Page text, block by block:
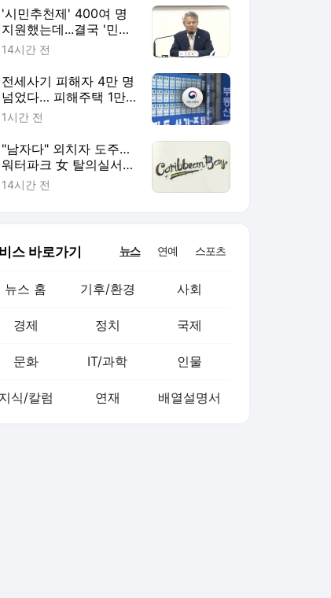
'시민추천제' 400여 명
지원했는데...결국 '민형
배 인수위 인사'
14시간 전
전세사기 피해자 4만 명
넘었다… 피해주택 1만
여 가구 매입
1시간 전
"남자다" 외치자 도주…
워터파크 女 탈의실서
'불법 촬영' 수사
14시간 전
스 바로가기 뉴스 연예 스포츠
뉴스 홈 기후/환경 사회
경제 정치 국제
문화 IT/과학 인물
지식/칼럼 연재 배열설명서